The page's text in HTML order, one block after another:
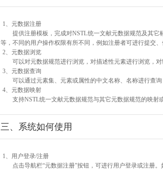
1、元数据注册
提供注册模板，完成对NSTL统一文献元数据规范及其
等，不同的用户操作权限有所不同，例如注册者可进行提交
2、元数据浏览
可以对元数据规范进行浏览，对描述性元素进行浏览，对
3、元数据查询
可以通过元素集、元素或属性的中文名称、名称进行查
4、元数据映射
支持NSTL统一文献元数据规范与其它元数据规范的映射
三、系统如何使用
1、用户登录/注册
点击导航栏“元数据注册”按钮，可进行用户登录或注册。